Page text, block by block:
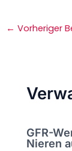
← Vorheriger
GFR-
Nieren